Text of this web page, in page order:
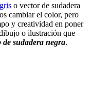
o vector de sudadera
cambiar el color, pero
y creatividad en poner
o ilustración que
de sudadera negra.